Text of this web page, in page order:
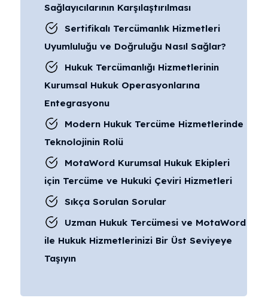
Sağlayıcılarının Karşılaştırılması
Sertifikalı Tercümanlık Hizmetleri
Uyumluluğu ve Doğruluğu Nasıl Sağlar?
Hukuk Tercümanlığı Hizmetlerinin
Kurumsal Hukuk Operasyonlarına
Entegrasyonu
Modern Hukuk Tercüme Hizmetlerinde
Teknolojinin Rolü
MotaWord Kurumsal Hukuk Ekipleri
için Tercüme ve Hukuki Çeviri Hizmetleri
Sıkça Sorulan Sorular
Uzman Hukuk Tercümesi ve MotaWord
ile Hukuk Hizmetlerinizi Bir Üst Seviyeye
Taşıyın